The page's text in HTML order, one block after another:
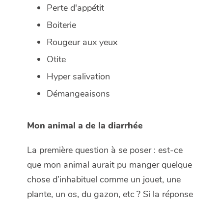
Perte d'appétit
Boiterie
Rougeur aux yeux
Otite
Hyper salivation
Démangeaisons
Mon animal a de la diarrhée
La première question à se poser : est-ce
que mon animal aurait pu manger quelque
chose d’inhabituel comme un jouet, une
plante, un os, du gazon, etc ? Si la réponse